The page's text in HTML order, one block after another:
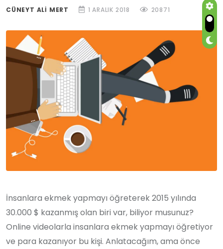
CÜNEYT ALI MERT 1 ARALIK 2018 20871
İnsanlara ekmek yapmayı öğreterek 2015 yılında
30.000 $ kazanmış olan biri var, biliyor musunuz?
Online videolarla insanlara ekmek yapmayı öğretiyor
ve para kazanıyor bu kişi. Anlatacağım, ama önce